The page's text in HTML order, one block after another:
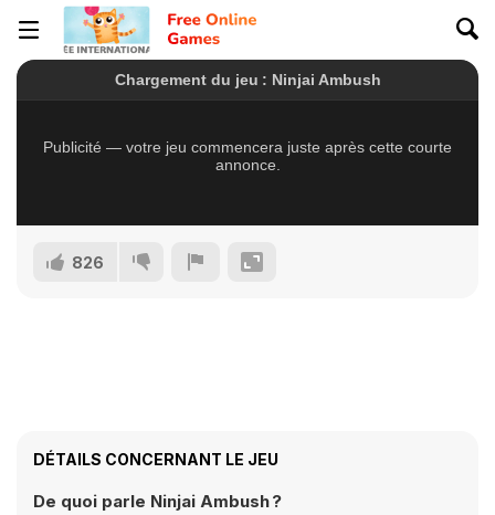
826
DÉTAILS CONCERNANT LE JEU
De quoi parle Ninjai Ambush ?